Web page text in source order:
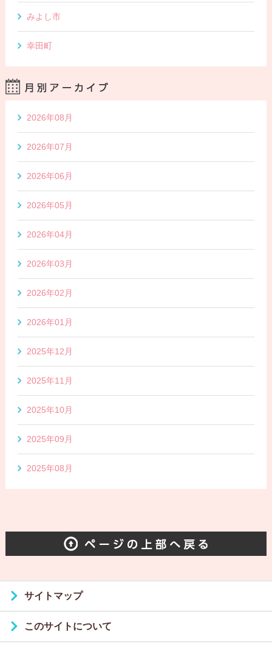
みよし市
幸田町
2026年08月
2026年07月
2026年06月
2026年05月
2026年04月
2026年03月
2026年02月
2026年01月
2025年12月
2025年11月
2025年10月
2025年09月
2025年08月
サイトマップ
このサイトについて